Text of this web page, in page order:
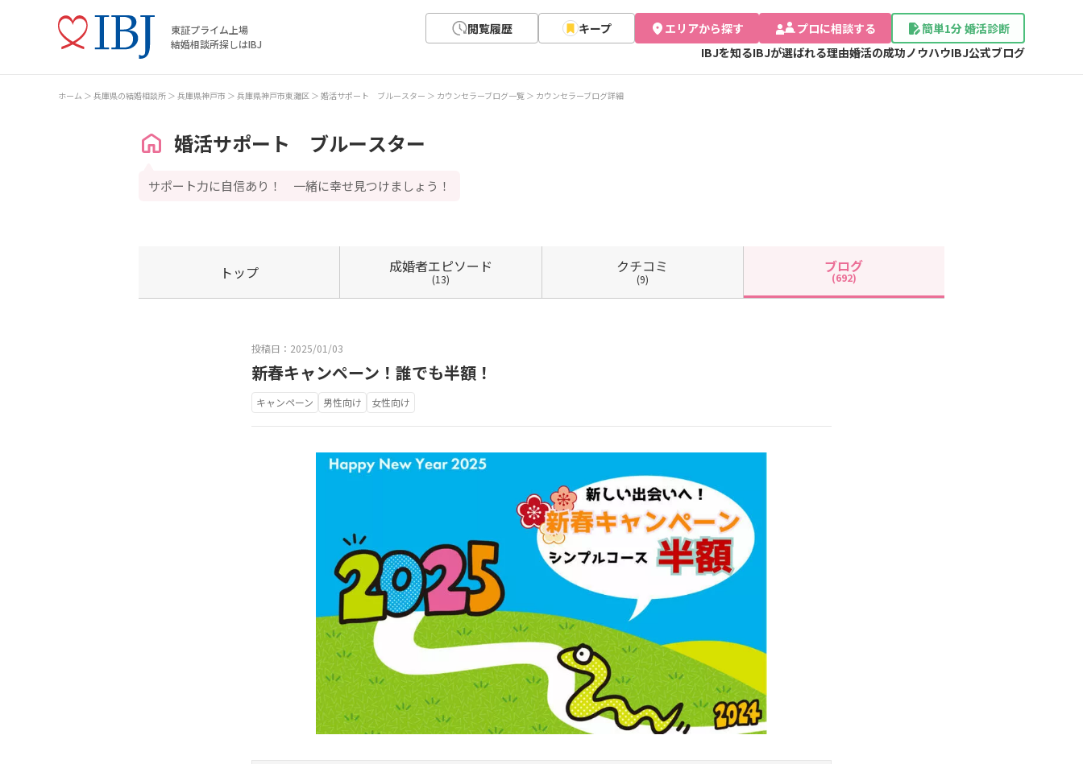
東証プライム上場
結婚相談所探しはIBJ
閲覧履歴 キープ エリアから探す プロに相談する
簡単1分 婚活診断
IBJを知るIBJが選ばれる理由婚活の成功ノウハウIBJ公式ブログ
ホーム 兵庫県の結婚相談所 兵庫県神戸市 兵庫県神戸市東灘区 婚活サポート ブルースター カウンセラーブログ一覧 カウンセラーブログ詳細
婚活サポート ブルースター
サポート力に自信あり！ 一緒に幸せ見つけましょう！
トップ 成婚者エピソード
(13)
クチコミ
(9)
ブログ
(692)
投稿日：2025/01/03
新春キャンペーン！誰でも半額！
キャンペーン 男性向け 女性向け